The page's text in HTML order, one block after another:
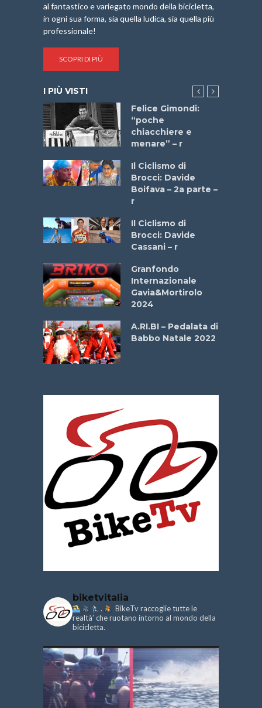
al fantastico e variegato mondo della bicicletta,
in ogni sua forma, sia quella ludica, sia quella più
professionale!
SCOPRI DI PIÙ
I PIÙ VISTI
Felice Gimondi:
“poche
chiacchiere e
menare” – r
Il Ciclismo di
Brocci: Davide
Boifava – 2a parte –
r
Il Ciclismo di
Brocci: Davide
Cassani – r
Granfondo
Internazionale
Gavia&Mortirolo
2024
A.RI.BI – Pedalata di
Babbo Natale 2022
biketvitalia
.
BikeTv raccoglie tutte le
realtà’ che ruotano intorno al mondo della
bicicletta.